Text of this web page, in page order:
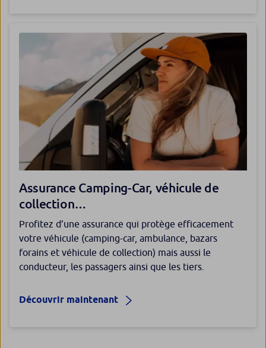
Assurance Camping-Car, véhicule de
collection…
Profitez d’une assurance qui protège efficacement
votre véhicule (camping-car, ambulance, bazars
forains et véhicule de collection) mais aussi le
conducteur, les passagers ainsi que les tiers.
Découvrir maintenant